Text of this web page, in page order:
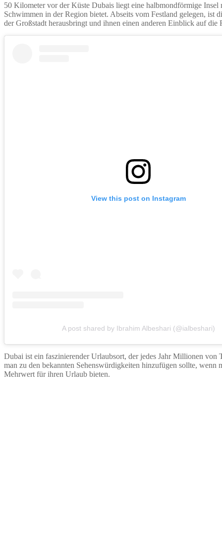
50 Kilometer vor der Küste Dubais liegt eine halbmondförmige
Schwimmen in der Region bietet. Abseits vom Festland gelegen, ist
der Großstadt herausbringt und ihnen einen anderen Einblick auf
View this post on Instagram
A post shared by Ibrahim Albeshari (@ialbeshari)
Dubai ist ein faszinierender Urlaubsort, der jedes Jahr Millionen
man zu den bekannten Sehenswürdigkeiten hinzufügen sollte, wenn
Mehrwert für ihren Urlaub bieten.